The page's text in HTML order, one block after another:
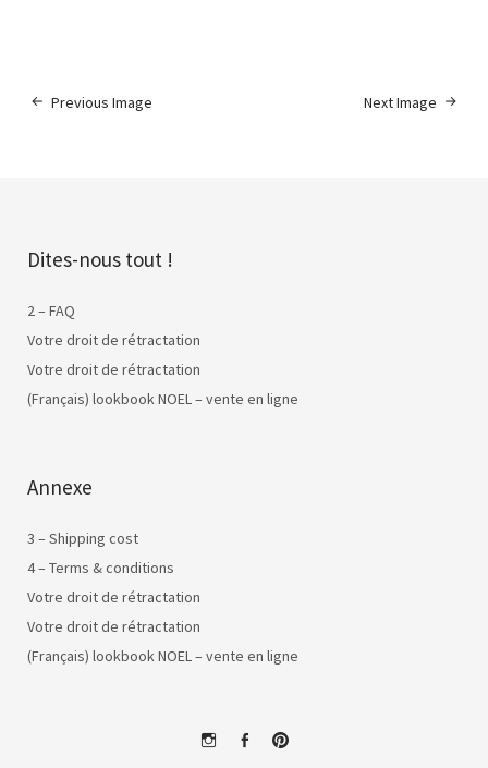
Next Image
Previous Image
Dites-nous tout !
2 – FAQ
Votre droit de rétractation
Votre droit de rétractation
(Français) lookbook NOEL – vente en ligne
Annexe
3 – Shipping cost
4 – Terms & conditions
Votre droit de rétractation
Votre droit de rétractation
(Français) lookbook NOEL – vente en ligne